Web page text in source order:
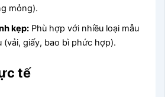
mỏng).
kẹp: Phù hợp với nhiều loại mẫu
(vải, giấy, bao bì phức hợp).
tế